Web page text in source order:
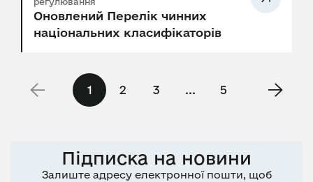
Оновлений Перелік чинних
національних класифікаторів
1 2 3 ... 5
Підписка на новини
Залиште адресу електронної пошти, щоб